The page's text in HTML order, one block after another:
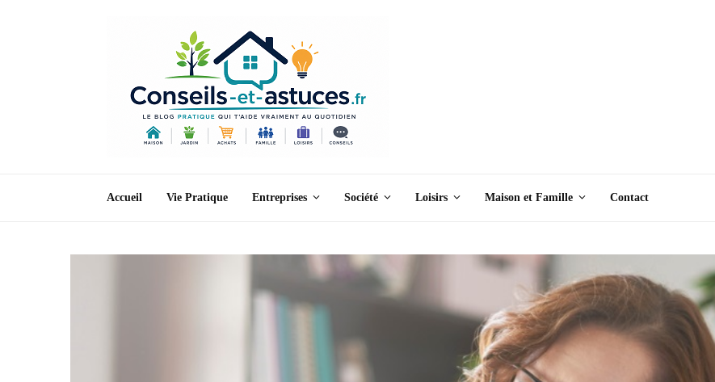
Accueil Vie Pratique Entreprises Société Loisirs Maison et Famille Contact